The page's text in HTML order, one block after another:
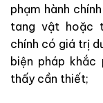
phạm hành
tang vật hoặc
chính có giá trị
biện pháp
thấy cần thiết;